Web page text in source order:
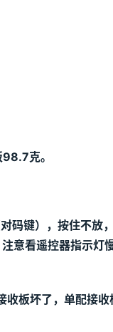
克。
码键），按住不放
意看遥控器指示灯
板坏了，单配接